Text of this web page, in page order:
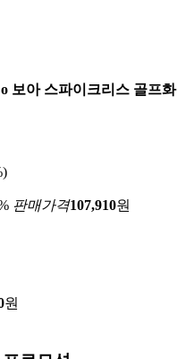
보아 스파이크리스 골프화
판매가격107,910원
원